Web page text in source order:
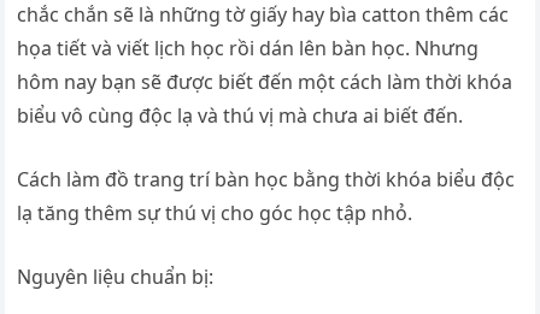
chắc chắn sẽ là những tờ giấy hay bìa catton thêm các
họa tiết và viết lịch học rồi dán lên bàn học. Nhưng
hôm nay bạn sẽ được biết đến một cách làm thời khóa
biểu vô cùng độc lạ và thú vị mà chưa ai biết đến.
Cách làm đồ trang trí bàn học bằng thời khóa biểu độc
lạ tăng thêm sự thú vị cho góc học tập nhỏ.
Nguyên liệu chuẩn bị: